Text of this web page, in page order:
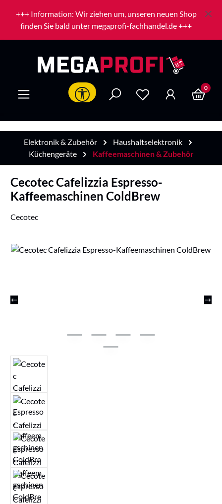
Zum Hauptinhalt springen
+++ Information: Wir ziehen um, unseren neuen Shop
finden Sie bald unter megaprofi-fachhandel.de +++
Werkzeugleiste anzeigen 0
Elektronik & Zubehör
Haushaltselektronik
Küchengeräte
Kaffeemaschinen & Zubehör
Cecotec Cafelizzia Espresso-
Kaffeemaschinen ColdBrew
Cecotec
Bildergalerie überspringen